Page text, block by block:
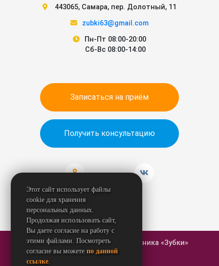
443065, Самара, пер. Долотный, 11
zubki63@gmail.com
Пн-Пт 08:00-20:00
Сб-Вс 08:00-14:00
Записаться на приём
Получить консультацию
© 2026 Стоматологическая клиника «Зубки»
Этот сайт использует файлы
cookie для хранения
персональных данных.
Продолжая использовать сайт,
Вы даете согласие на работу с
этими файлами. Посмотреть
согласие вы можетепо данной
ссылке